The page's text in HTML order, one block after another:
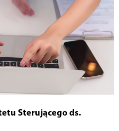
Sterującego ds.